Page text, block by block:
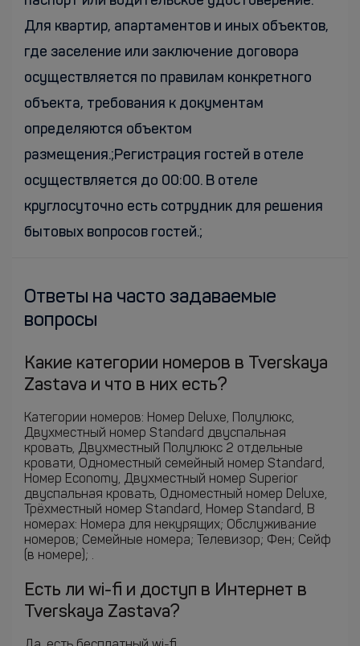
Для квартир, апартаментов и иных объектов,
где заселение или заключение договора
осуществляется по правилам конкретного
объекта, требования к документам
определяются объектом
размещения.;Регистрация гостей в отеле
осуществляется до 00:00. В отеле
круглосуточно есть сотрудник для решения
бытовых вопросов гостей.;
Ответы на часто задаваемые
вопросы
Какие категории номеров в Tverskaya
Zastava и что в них есть?
Категории номеров: Номер Deluxe, Полулюкс,
Двухместный номер Standard двуспальная
кровать, Двухместный Полулюкс 2 отдельные
кровати, Одноместный семейный номер Standard,
Номер Economy, Двухместный номер Superior
двуспальная кровать, Одноместный номер Deluxe,
Трёхместный номер Standard, Номер Standard, В
номерах: Номера для некурящих; Обслуживание
номеров; Семейные номера; Телевизор; Фен; Сейф
(в номере); .
Есть ли wi-fi и доступ в Интернет в
Tverskaya Zastava?